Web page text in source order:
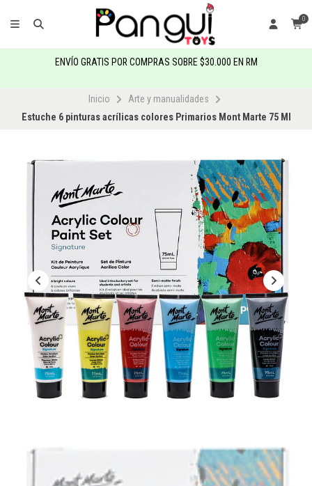
0
ENVÍO GRATIS POR COMPRAS SOBRE $30.000 EN RM
Inicio
Arte y manualidades
Estuche 6 pinturas acrílicas colores Primarios Mont Marte 75 Ml